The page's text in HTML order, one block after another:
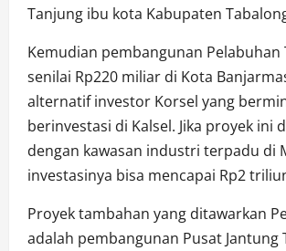
Tanjung ibu kota Kabupaten
Kemudian pembangunan Pelabuhan
senilai Rp220 miliar di Kota
alternatif investor Korsel yang
berinvestasi di Kalsel. Jika proyek ini
dengan kawasan industri terpadu di
investasinya bisa mencapai Rp2
Proyek tambahan yang ditawarkan
adalah pembangunan Pusat Jantung